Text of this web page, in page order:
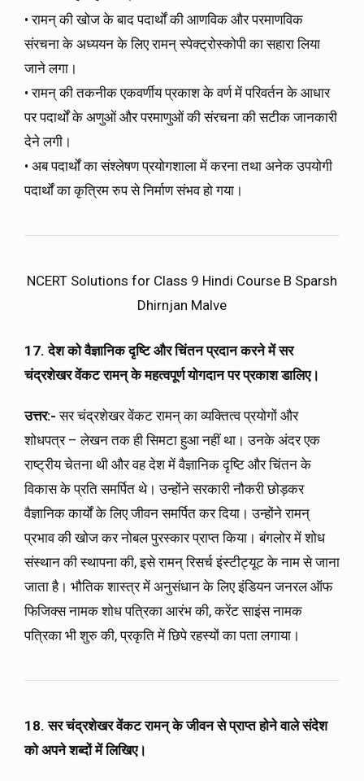
• रामन् की खोज के बाद पदार्थों की आणविक और परमाणविक
संरचना के अध्ययन के लिए रामन् स्पेक्ट्रोस्कोपी का सहारा लिया
जाने लगा।
• रामन् की तकनीक एकवर्णीय प्रकाश के वर्ण में परिवर्तन के आधार
पर पदार्थों के अणुओं और परमाणुओं की संरचना की सटीक जानकारी
देने लगी।
• अब पदार्थों का संश्लेषण प्रयोगशाला में करना तथा अनेक उपयोगी
पदार्थों का कृत्रिम रुप से निर्माण संभव हो गया।
NCERT Solutions for Class 9 Hindi Course B Sparsh
Dhirnjan Malve
17. देश को वैज्ञानिक दृष्टि और चिंतन प्रदान करने में सर
चंद्रशेखर वेंकट रामन् के महत्वपूर्ण योगदान पर प्रकाश डालिए।
उत्तर:-सर चंद्रशेखर वेंकट रामन् का व्यक्तित्व प्रयोगों और
शोधपत्र – लेखन तक ही सिमटा हुआ नहीं था। उनके अंदर एक
राष्ट्रीय चेतना थी और वह देश में वैज्ञानिक दृष्टि और चिंतन के
विकास के प्रति समर्पित थे। उन्होंने सरकारी नौकरी छोड़कर
वैज्ञानिक कार्यों के लिए जीवन समर्पित कर दिया। उन्होंने रामन्
प्रभाव की खोज कर नोबल पुरस्कार प्राप्त किया। बंगलोर में शोध
संस्थान की स्थापना की, इसे रामन् रिसर्च इंस्टीट्यूट के नाम से जाना
जाता है। भौतिक शास्त्र में अनुसंधान के लिए इंडियन जनरल ऑफ
फिजिक्स नामक शोध पत्रिका आरंभ की, करेंट साइंस नामक
पत्रिका भी शुरु की, प्रकृति में छिपे रहस्यों का पता लगाया।
18. सर चंद्रशेखर वेंकट रामन् के जीवन से प्राप्त होने वाले संदेश
को अपने शब्दों में लिखिए।